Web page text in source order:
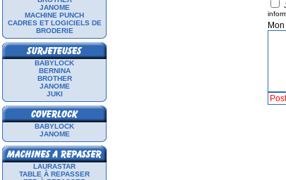
JANOME
MACHINE PUNCH
CADRES ET LOGICIELS DE
BRODERIE
BABYLOCK
BERNINA
BROTHER
JANOME
JUKI
BABYLOCK
JANOME
LAURASTAR
TABLE À REPASSER